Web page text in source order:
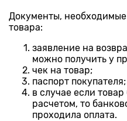
Документы,
товара:
заявление на
можно получить у
чек на товар;
паспорт покупателя;
в случае если
расчетом, то
проходила оплата.